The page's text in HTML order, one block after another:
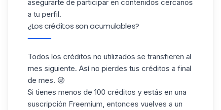
asegurarte de participar en contenidos cercanos
a tu perfil.
¿Los créditos son acumulables?
Todos los créditos no utilizados se transfieren al
mes siguiente. Así no pierdes tus créditos a final
de mes. 😜
Si tienes menos de 100 créditos y estás en una
suscripción Freemium, entonces vuelves a un